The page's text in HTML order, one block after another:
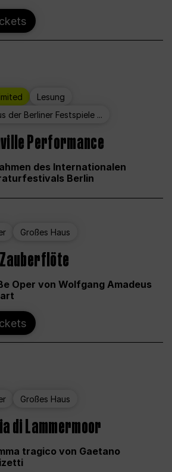
Lesung
der Berliner Festspiele ...
Performance
des Internationalen
Berlin
Großes Haus
Oper von Wolfgang Amadeus
Großes Haus
di Lammermoor
tragico von Gaetano